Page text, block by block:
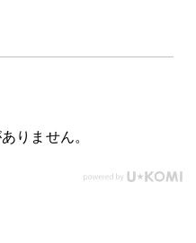
りません。